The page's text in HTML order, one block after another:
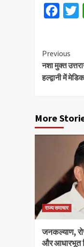
Previous
नशा मुक्त
हल्द्वानी में
More
राज्य समाचार
जनकल्याण,
और आधारभूत